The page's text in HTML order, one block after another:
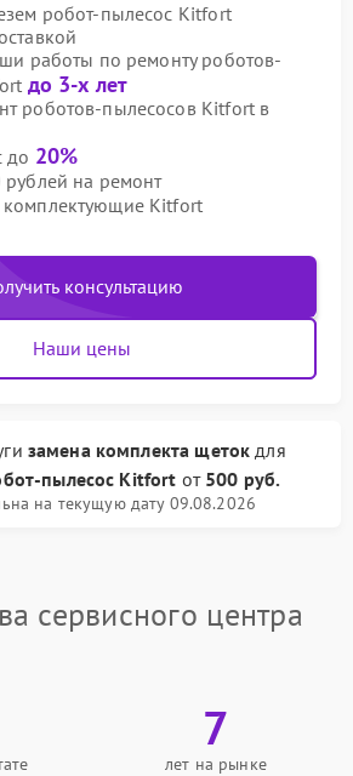
робот-пылесос Kitfort
работы по ремонту роботов-
до 3-х лет
роботов-пылесосов Kitfort в
до 20%
на ремонт
Kitfort
консультацию
Наши цены
замена комплекта щеток для
пылесос Kitfort от 500 руб.
на текущую дату 09.08.2026
сервисного центра
7
лет на рынке